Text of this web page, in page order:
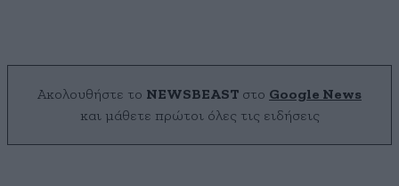
Ακολουθήστε το NEWSBEAST στο Google News
και μάθετε πρώτοι όλες τις ειδήσεις